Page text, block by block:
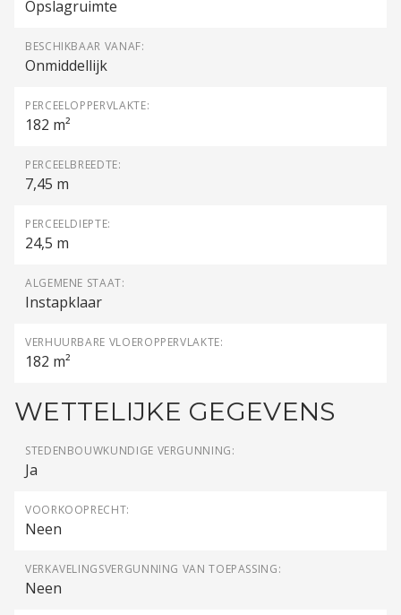
Opslagruimte
BESCHIKBAAR VANAF:
Onmiddellijk
PERCEELOPPERVLAKTE:
182 m²
PERCEELBREEDTE:
7,45 m
PERCEELDIEPTE:
24,5 m
ALGEMENE STAAT:
Instapklaar
VERHUURBARE VLOEROPPERVLAKTE:
182 m²
WETTELIJKE GEGEVENS
STEDENBOUWKUNDIGE VERGUNNING:
Ja
VOORKOOPRECHT:
Neen
VERKAVELINGSVERGUNNING VAN TOEPASSING:
Neen